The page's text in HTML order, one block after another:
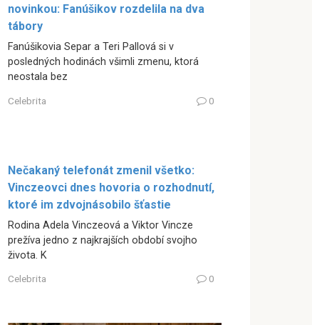
novinkou: Fanúšikov rozdelila na dva
tábory
Fanúšikovia Separ a Teri Pallová si v
posledných hodinách všimli zmenu, ktorá
neostala bez
Celebrita 0
Nečakaný telefonát zmenil všetko:
Vinczeovci dnes hovoria o rozhodnutí,
ktoré im zdvojnásobilo šťastie
Rodina Adela Vinczeová a Viktor Vincze
prežíva jedno z najkrajších období svojho
života. K
Celebrita 0